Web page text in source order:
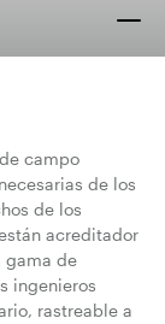
campo
de los
de los
acreditador
gama de
ingenieros
rastreable a